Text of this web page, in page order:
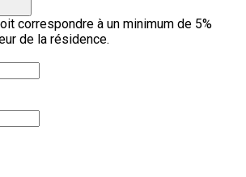
correspondre à un minimum de 5%
de la résidence.